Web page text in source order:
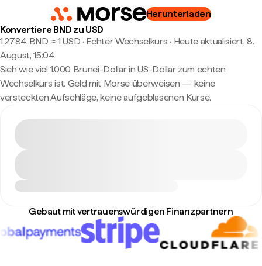
Herunterladen
Konvertiere BND zu USD
1,2784 BND ≈ 1 USD · Echter Wechselkurs · Heute aktualisiert, 8.
August, 15:04
Sieh wie viel 1.000 Brunei-Dollar in US-Dollar zum echten
Wechselkurs ist. Geld mit Morse überweisen — keine
versteckten Aufschläge, keine aufgeblasenen Kurse.
Gebaut mit vertrauenswürdigen Finanzpartnern